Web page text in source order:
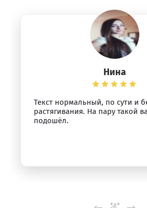
Нина
Текст нормальный, по сути и
растягивания. На пару такой
подошёл.